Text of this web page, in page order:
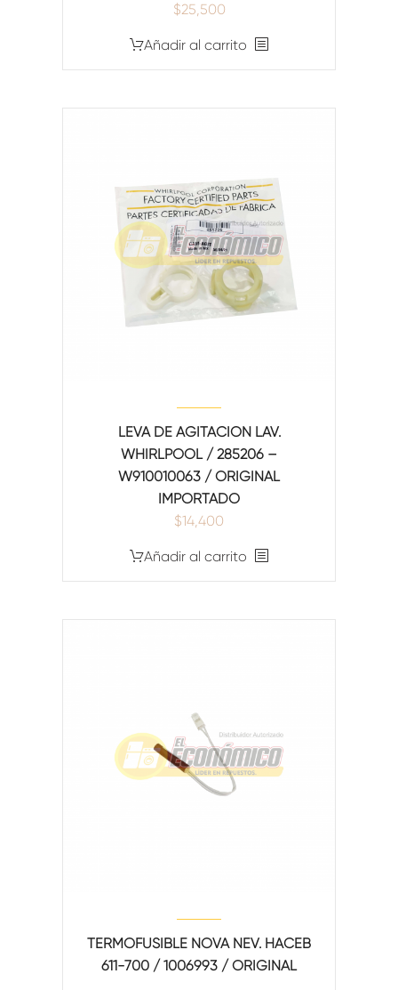
$25,500
Añadir al carrito
LEVA DE AGITACION LAV.
WHIRLPOOL / 285206 –
W910010063 / ORIGINAL
IMPORTADO
$14,400
Añadir al carrito
TERMOFUSIBLE NOVA NEV. HACEB
611-700 / 1006993 / ORIGINAL